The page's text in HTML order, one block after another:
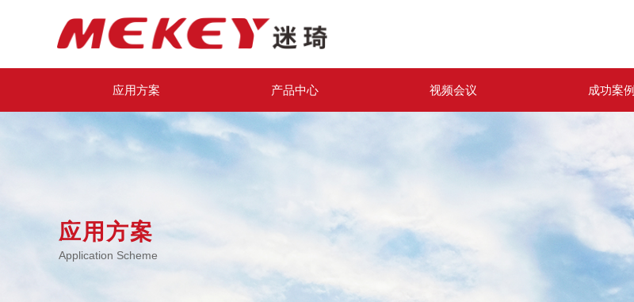
应用方案 产品中心 视频会议 成功案例
应用方案
Application Scheme